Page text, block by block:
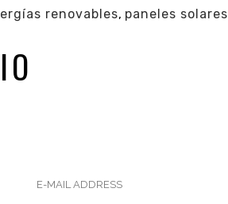
renovables, paneles solares